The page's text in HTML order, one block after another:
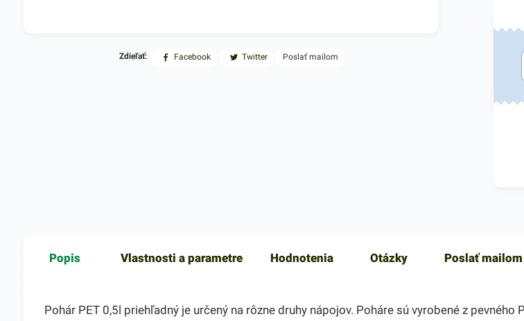
Zdieľať: Facebook Twitter Poslať mailom
Popis Vlastnosti a parametre Hodnotenia Otázky Poslať mailom
Pohár PET 0,5l priehľadný je určený na rôzne druhy nápojov. Poháre sú vyrobené z